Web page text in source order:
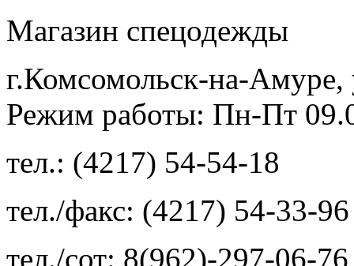
Магазин спецодежды
г.Комсомольск-на-
Режим работы: Пн-Пт
тел.: (4217) 54-54-18
тел./факс: (4217) 54-33-96
тел./сот: 8(962)-297-06-76